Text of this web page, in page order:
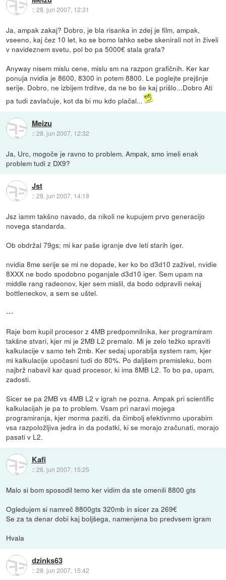
::28. jun 2007, 12:31
Ja, ampak zakaj? Dobro, je bla risanka in zdej je film, ampak,
vseeno, kaj čez 10 let, ko se bomo lahko sebe skenirali not in živeli
v navideznem svetu, pol bo pa 5000€ stala grafa?
Anyway nisem mislu cene, mislu sm na razpon grafičnih. Ker kar
ponuja nvidia je 8600, 8300 in potem 8800. Le poglejte prejšnje
serije. Dobro, ne izbijem trditve, da ne bo še kaj prišlo...Dobro Ati
pa tudi zavlačuje, kot da bi mu kdo plačal...
Meizu
::28. jun 2007, 12:32
Ja, Urc, mogoče je ravno to problem. Ampak, smo imeli enak
problem tudi z DX9?
Jst
::28. jun 2007, 14:18
Jsz iamm takšno navado, da nikoli ne kupujem prvo generacijo
novega standarda.
Ob obdržal 79gs; mi kar paše igranje dve leti starih iger.
nvidia 8me serije se mi ne dopade, ker ko bo d3d10 zaživel, nvidie
8XXX ne bodo spodobno poganjale d3d10 iger. Sem upam na
middle rang radeonov, kjer sem mislil, da bodo odpravili nekaj
bottleneckov, a sem se uštel.
---
Raje bom kupil procesor z 4MB predpomnilnika, ker programiram
takšne stvari, kjer mi je 2MB L2 premalo. Mi je zelo težko spraviti
kalkulacije v samo teh 2mb. Ker sedaj uporablja system ram, kjer
mi kalkulacije upočasni tudi do 80%. Po daljšem premisleku, bom
najbrž nabavil kar quad procesor, ki ima 8MB L2. To bo pa, upam,
zadosti.
Sicer se pa 2MB vs 4MB L2 v igrah ne pozna. Ampak pri scientific
kalkulacijah je pa to problem. Vsam pri naravi mojega
programiranja, kjer morma paziti, da čimbolj efektivnmo uporabim
vsa razpoložljiva jedra in da podatki, ki se morajo zračunati, morajo
pasati v L2.
Kafi
::28. jun 2007, 15:25
Malo si bom sposodil temo ker vidim da ste omenili 8800 gts
Ogledujem si namreč 8800gts 320mb in sicer za 269€
Se za ta denar dobi kaj boljšega, namenjena bo predvsem igram
Hvala
dzinks63
::28. jun 2007, 15:42